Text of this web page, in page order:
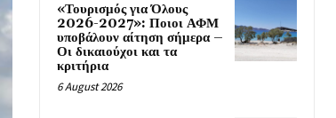
«Τουρισμός για Όλους
2026-2027»: Ποιοι ΑΦΜ
υποβάλουν αίτηση σήμερα –
Οι δικαιούχοι και τα
κριτήρια
6 August 2026